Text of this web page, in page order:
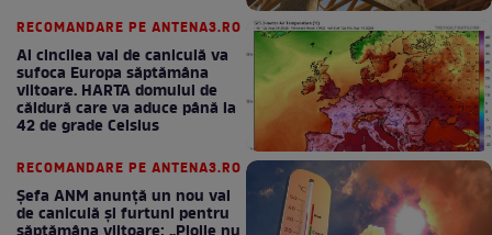
RECOMANDARE PE ANTENA3.RO
Al cincilea val de caniculă va
sufoca Europa săptămâna
viitoare. HARTA domului de
căldură care va aduce până la
42 de grade Celsius
RECOMANDARE PE ANTENA3.RO
Șefa ANM anunță un nou val
de caniculă și furtuni pentru